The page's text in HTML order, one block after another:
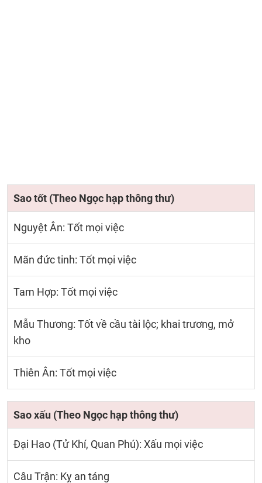
Sao tốt (Theo Ngọc hạp thông thư)
Nguyệt Ân: Tốt mọi việc
Mãn đức tinh: Tốt mọi việc
Tam Hợp: Tốt mọi việc
Mẫu Thương: Tốt về cầu tài lộc; khai trương, mở
kho
Thiên Ân: Tốt mọi việc
Sao xấu (Theo Ngọc hạp thông thư)
Đại Hao (Tử Khí, Quan Phú): Xấu mọi việc
Câu Trận: Kỵ an táng